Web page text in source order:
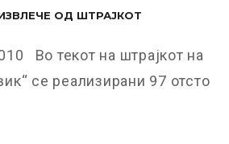
ОД ШТРАЈКОТ
Во текот на штрајкот на
се реализирани 97 отсто